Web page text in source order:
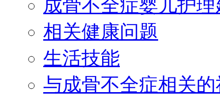
成骨不全症婴儿护
相关健康问题
生活技能
与成骨不全症相关